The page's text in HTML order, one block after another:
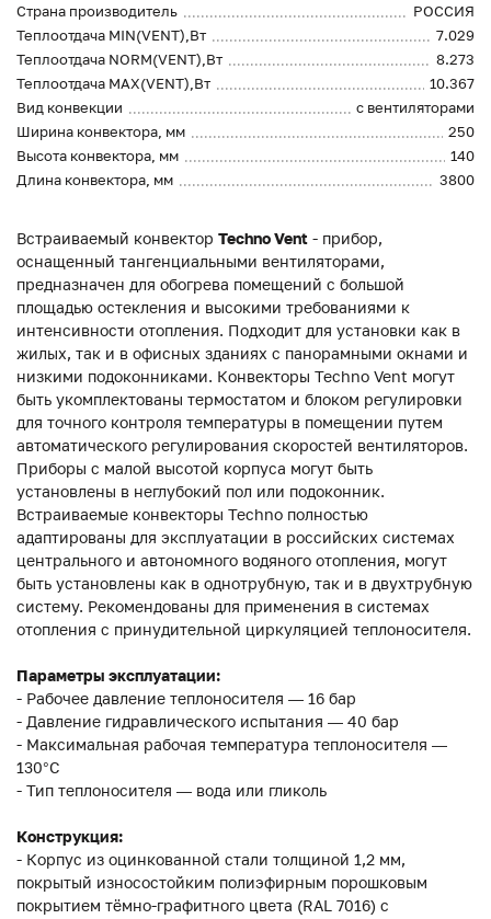
Страна производитель
РОССИЯ
Теплоотдача MIN(VENT),Вт
7.029
Теплоотдача NORM(VENT),Вт
8.273
Теплоотдача MAX(VENT),Вт
10.367
Вид конвекции
с вентиляторами
Ширина конвектора, мм
250
Высота конвектора, мм
140
Длина конвектора, мм
3800
Встраиваемый конвектор Techno Vent - прибор,
оснащенный тангенциальными вентиляторами,
предназначен для обогрева помещений с большой
площадью остекления и высокими требованиями к
интенсивности отопления. Подходит для установки как в
жилых, так и в офисных зданиях с панорамными окнами и
низкими подоконниками. Конвекторы Techno Vent могут
быть укомплектованы термостатом и блоком регулировки
для точного контроля температуры в помещении путем
автоматического регулирования скоростей вентиляторов.
Приборы с малой высотой корпуса могут быть
установлены в неглубокий пол или подоконник.
Встраиваемые конвекторы Techno полностью
адаптированы для эксплуатации в российских системах
центрального и автономного водяного отопления, могут
быть установлены как в однотрубную, так и в двухтрубную
систему. Рекомендованы для применения в системах
отопления с принудительной циркуляцией теплоносителя.
Параметры эксплуатации:
- Рабочее давление теплоносителя — 16 бар
- Давление гидравлического испытания — 40 бар
- Максимальная рабочая температура теплоносителя —
130°С
- Тип теплоносителя — вода или гликоль
Конструкция:
- Корпус из оцинкованной стали толщиной 1,2 мм,
покрытый износостойким полиэфирным порошковым
покрытием тёмно-графитного цвета (RAL 7016) с